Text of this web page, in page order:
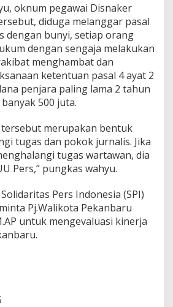
oknum pegawai Disnaker
diduga melanggar pasal
dengan bunyi, setiap orang
dengan sengaja melakukan
menghambat dan
ketentuan pasal 4 ayat 2
penjara paling lama 2 tahun
500 juta.
merupakan bentuk
tugas dan pokok jurnalis. Jika
tugas wartawan, dia
Pers,” pungkas wahyu.
Pers Indonesia (SPI)
Pj.Walikota Pekanbaru
untuk mengevaluasi kinerja